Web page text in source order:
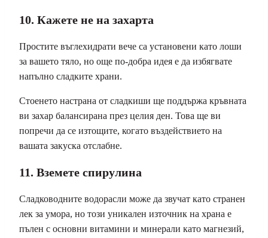
10. Кажете не на захарта
Простите въглехидрати вече са установени като лоши
за вашето тяло, но още по-добра идея е да избягвате
напълно сладките храни.
Стоенето настрана от сладкиши ще поддържа кръвната
ви захар балансирана през целия ден. Това ще ви
попречи да се изтощите, когато въздействието на
вашата закуска отслабне.
11. Вземете спирулина
Сладководните водорасли може да звучат като странен
лек за умора, но този уникален източник на храна е
пълен с основни витамини и минерали като магнезий,